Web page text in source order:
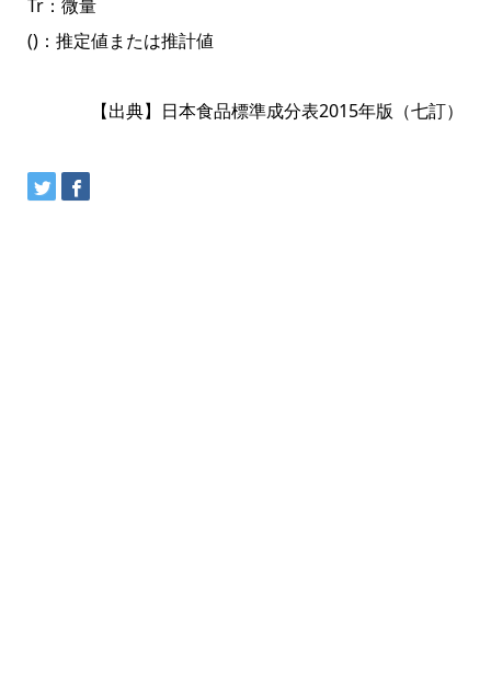
Tr：微量
()：推定値または推計値
【出典】日本食品標準成分表2015年版（七訂）